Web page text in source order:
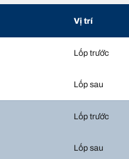
Vị trí
Lốp trước
Lốp sau
Lốp trước
Lốp sau